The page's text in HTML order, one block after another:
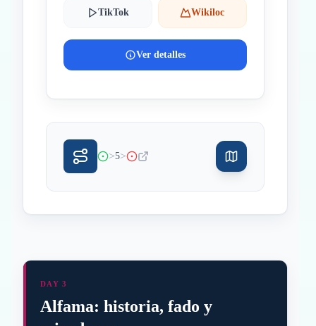
TikTok Wikiloc
Ver detalles
>5>
DAY 3
Alfama: historia, fado y